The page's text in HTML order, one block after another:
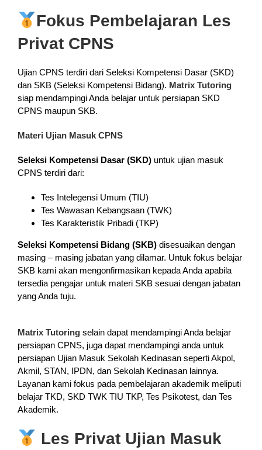
Fokus Pembelajaran Les
Privat CPNS
Ujian CPNS terdiri dari Seleksi Kompetensi Dasar (SKD)
dan SKB (Seleksi Kompetensi Bidang). Matrix Tutoring
siap mendampingi Anda belajar untuk persiapan SKD
CPNS maupun SKB.
Materi Ujian Masuk CPNS
Seleksi Kompetensi Dasar (SKD)untuk ujian masuk
CPNS terdiri dari:
Tes Intelegensi Umum (TIU)
Tes Wawasan Kebangsaan (TWK)
Tes Karakteristik Pribadi (TKP)
Seleksi Kompetensi Bidang (SKB)disesuaikan dengan
masing – masing jabatan yang dilamar. Untuk fokus belajar
SKB kami akan mengonfirmasikan kepada Anda apabila
tersedia pengajar untuk materi SKB sesuai dengan jabatan
yang Anda tuju.
Matrix Tutoringselain dapat mendampingi Anda belajar
persiapan CPNS, juga dapat mendampingi anda untuk
persiapan Ujian Masuk Sekolah Kedinasan seperti Akpol,
Akmil, STAN, IPDN, dan Sekolah Kedinasan lainnya.
Layanan kami fokus pada pembelajaran akademik meliputi
belajar TKD, SKD TWK TIU TKP, Tes Psikotest, dan Tes
Akademik.
Les Privat Ujian Masuk